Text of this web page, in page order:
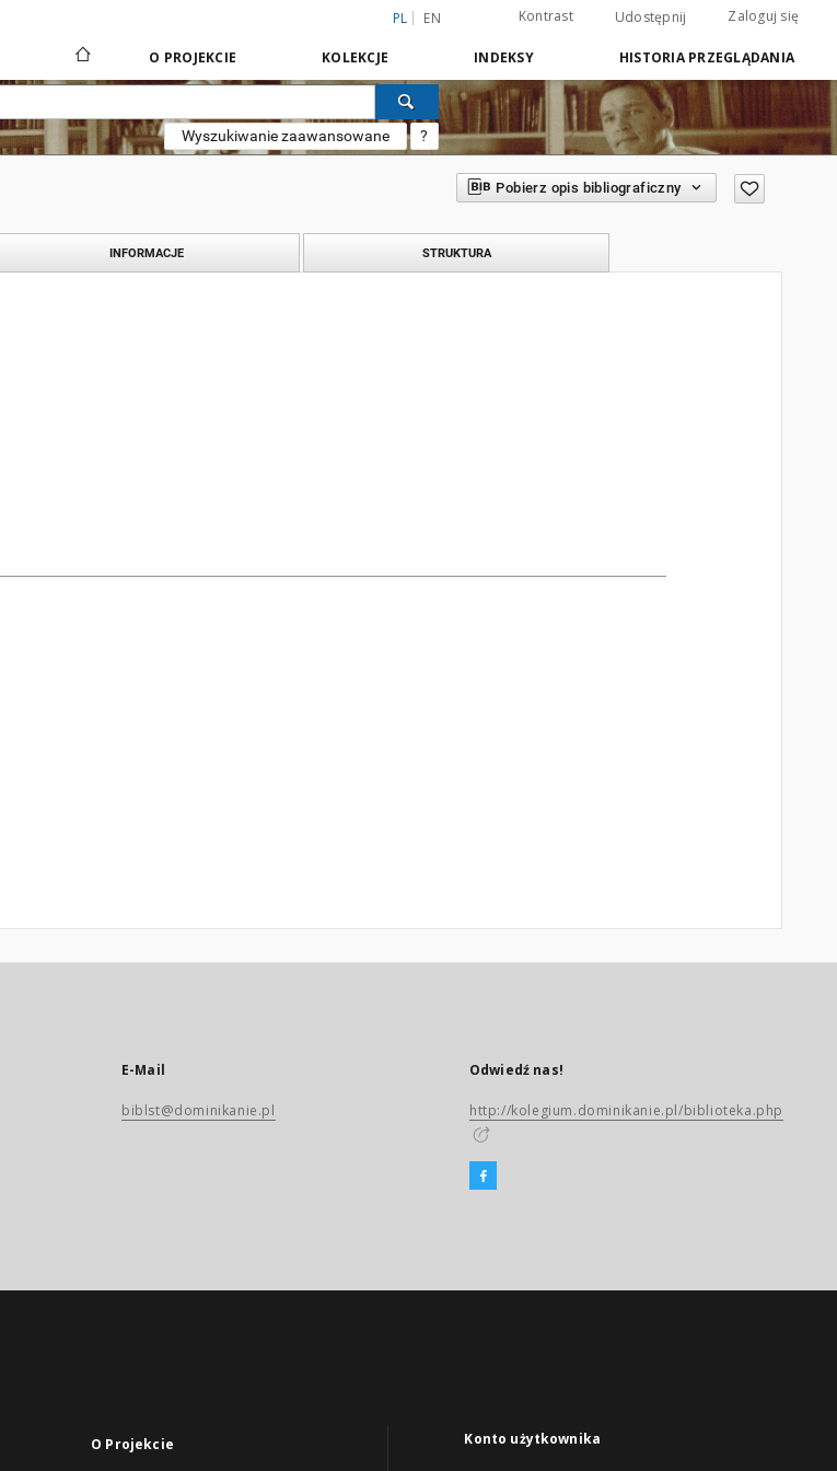
PL EN Kontrast Udostępnij Zaloguj się
O PROJEKCIE KOLEKCJE INDEKSY HISTORIA PRZEGLĄDANIA
Wyszukiwanie zaawansowane ?
Pobierz opis bibliograficzny
INFORMACJE STRUKTURA
E-Mail
biblst@dominikanie.pl
Odwiedź nas!
http://kolegium.dominikanie.pl/biblioteka.php
O Projekcie Konto użytkownika